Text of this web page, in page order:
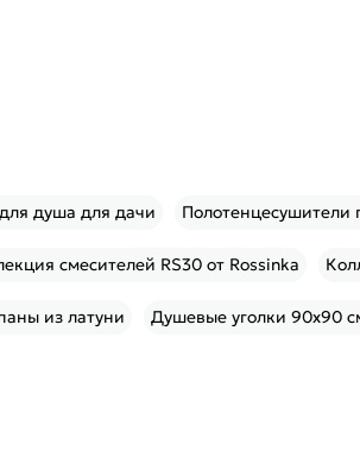
душа для дачи Полотенцесушители
смесителей RS30 от Rossinka
из латуни Душевые уголки 90х90